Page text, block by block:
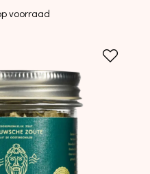
voorraad